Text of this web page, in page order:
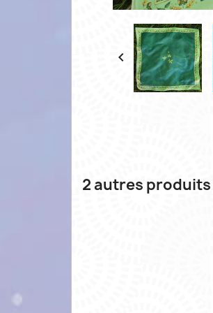

2 autres